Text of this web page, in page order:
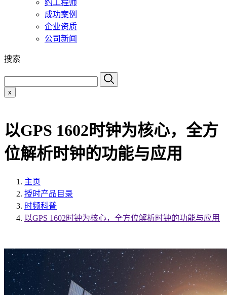
约工程师
成功案例
企业资质
公司新闻
搜索
x
以GPS 1602时钟为核心，全方
位解析时钟的功能与应用
主页
授时产品目录
时频科普
以GPS 1602时钟为核心，全方位解析时钟的功能与应用